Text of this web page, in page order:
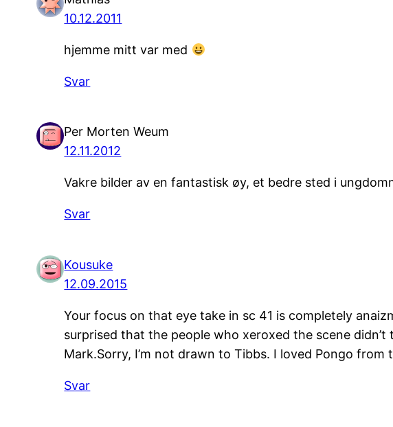
10.12.2011
hjemme mitt var med
Svar
Per Morten Weum
12.11.2012
Vakre bilder av en fantastisk øy, et bedre sted i
Svar
Kousuke
12.09.2015
Your focus on that eye take in sc 41 is completely
surprised that the people who xeroxed the scene
Mark.Sorry, I’m not drawn to Tibbs. I loved Pongo from
Svar